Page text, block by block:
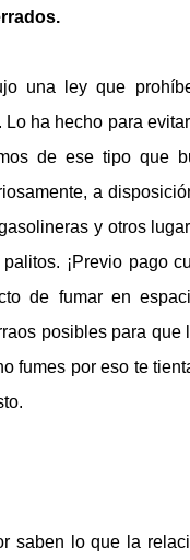
una ley que
ha hecho para
de ese tipo que
a
y otros
¡Previo pago
de fumar en
posibles para
fumes por eso te
saben lo que la